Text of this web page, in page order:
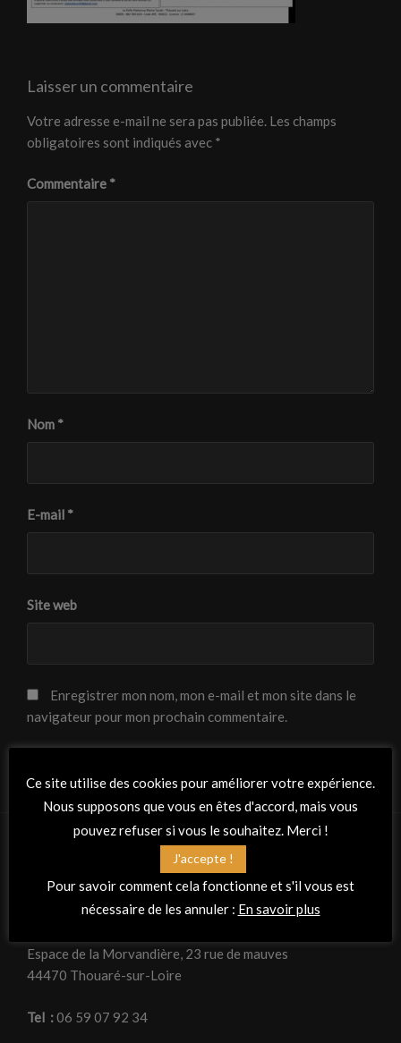
Laisser un commentaire
Votre adresse e-mail ne sera pas publiée. Les champs
obligatoires sont indiqués avec *
Commentaire *
Nom *
E-mail *
Site web
Enregistrer mon nom, mon e-mail et mon site dans le
navigateur pour mon prochain commentaire.
RETROUVEZ-NOUS
Espace de la Morvandière, 23 rue de mauves
44470 Thouaré-sur-Loire
Tel :06 59 07 92 34
Ce site utilise des cookies pour améliorer votre expérience.
Nous supposons que vous en êtes d'accord, mais vous
pouvez refuser si vous le souhaitez. Merci !
J'accepte !
Pour savoir comment cela fonctionne et s'il vous est
nécessaire de les annuler : En savoir plus